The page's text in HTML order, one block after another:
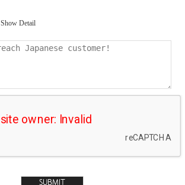
Show Detail